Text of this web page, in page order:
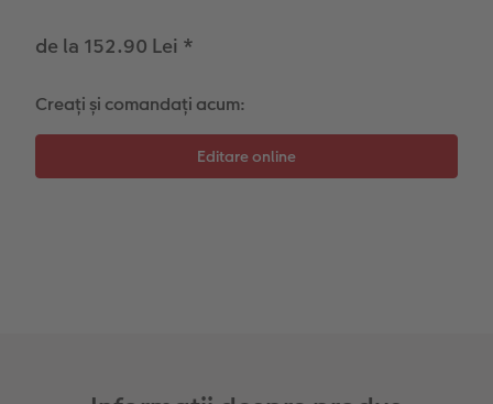
Sticker instant
Bandă foto
de la 152.90 Lei *
Creați și comandați acum: